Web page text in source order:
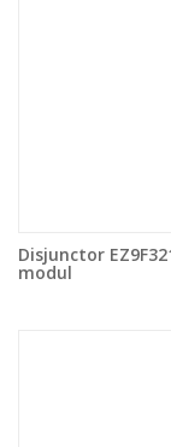
Disjunctor
modul